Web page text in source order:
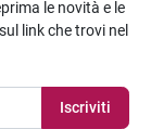
le novità e le
link che trovi nel